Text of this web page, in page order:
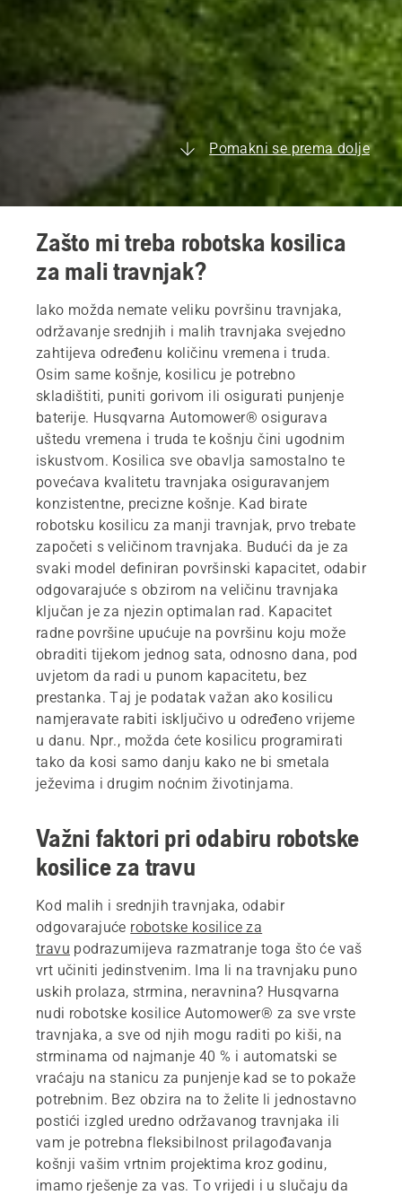
Pomakni se prema dolje
Zašto mi treba robotska kosilica
za mali travnjak?
Iako možda nemate veliku površinu travnjaka,
održavanje srednjih i malih travnjaka svejedno
zahtijeva određenu količinu vremena i truda.
Osim same košnje, kosilicu je potrebno
skladištiti, puniti gorivom ili osigurati punjenje
baterije. Husqvarna Automower® osigurava
uštedu vremena i truda te košnju čini ugodnim
iskustvom. Kosilica sve obavlja samostalno te
povećava kvalitetu travnjaka osiguravanjem
konzistentne, precizne košnje. Kad birate
robotsku kosilicu za manji travnjak, prvo trebate
započeti s veličinom travnjaka. Budući da je za
svaki model definiran površinski kapacitet, odabir
odgovarajuće s obzirom na veličinu travnjaka
ključan je za njezin optimalan rad. Kapacitet
radne površine upućuje na površinu koju može
obraditi tijekom jednog sata, odnosno dana, pod
uvjetom da radi u punom kapacitetu, bez
prestanka. Taj je podatak važan ako kosilicu
namjeravate rabiti isključivo u određeno vrijeme
u danu. Npr., možda ćete kosilicu programirati
tako da kosi samo danju kako ne bi smetala
ježevima i drugim noćnim životinjama.
Važni faktori pri odabiru robotske
kosilice za travu
Kod malih i srednjih travnjaka, odabir
odgovarajuće robotske kosilice za
travu podrazumijeva razmatranje toga što će vaš
vrt učiniti jedinstvenim. Ima li na travnjaku puno
uskih prolaza, strmina, neravnina? Husqvarna
nudi robotske kosilice Automower® za sve vrste
travnjaka, a sve od njih mogu raditi po kiši, na
strminama od najmanje 40 % i automatski se
vraćaju na stanicu za punjenje kad se to pokaže
potrebnim. Bez obzira na to želite li jednostavno
postići izgled uredno održavanog travnjaka ili
vam je potrebna fleksibilnost prilagođavanja
košnji vašim vrtnim projektima kroz godinu,
imamo rješenje za vas. To vrijedi i u slučaju da